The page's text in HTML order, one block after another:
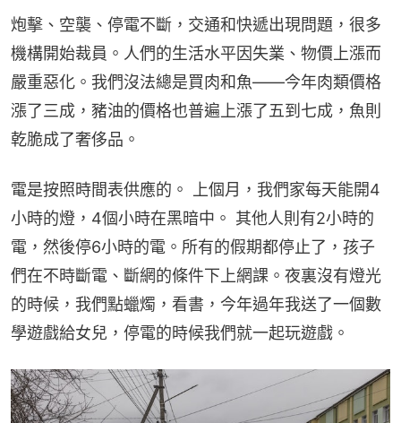
炮擊、空襲、停電不斷，交通和快遞出現問題，很多
機構開始裁員。人們的生活水平因失業、物價上漲而
嚴重惡化。我們沒法總是買肉和魚——今年肉類價格
漲了三成，豬油的價格也普遍上漲了五到七成，魚則
乾脆成了奢侈品。
電是按照時間表供應的。 上個月，我們家每天能開4
小時的燈，4個小時在黑暗中。 其他人則有2小時的
電，然後停6小時的電。所有的假期都停止了，孩子
們在不時斷電、斷網的條件下上網課。夜裏沒有燈光
的時候，我們點蠟燭，看書，今年過年我送了一個數
學遊戲給女兒，停電的時候我們就一起玩遊戲。